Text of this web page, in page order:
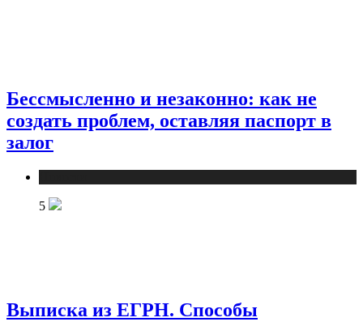
Бессмысленно и незаконно: как не
создать проблем, оставляя паспорт в
залог
5
Выписка из ЕГРН. Способы